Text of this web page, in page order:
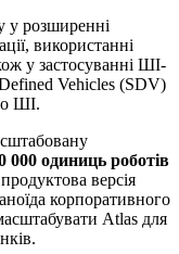
у розширенні
використанні
у застосуванні ШІ-
Vehicles (SDV)
ШІ.
000 одиниць роботів
версія
корпоративного
Atlas для